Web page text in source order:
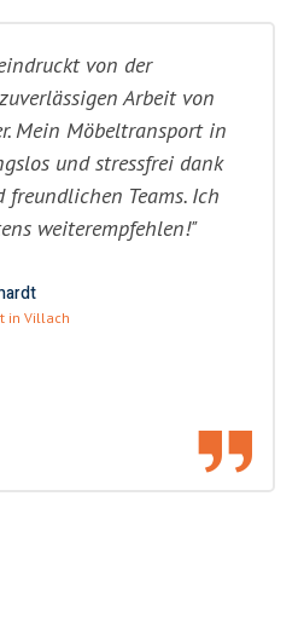
von der
Arbeit von
Mein Möbeltransport in
und stressfrei dank
Teams. Ich
weiterempfehlen!"
in Villach